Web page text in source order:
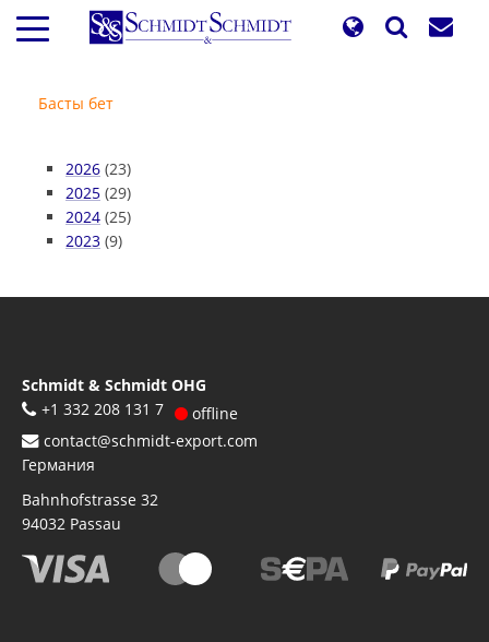
Skip
Басты бет
2026 (23)
2025 (29)
2024 (25)
2023 (9)
Schmidt & Schmidt OHG
+1 332 208 131 7
offline
contact@schmidt-export.com
Германия
Bahnhofstrasse 32
94032 Passau